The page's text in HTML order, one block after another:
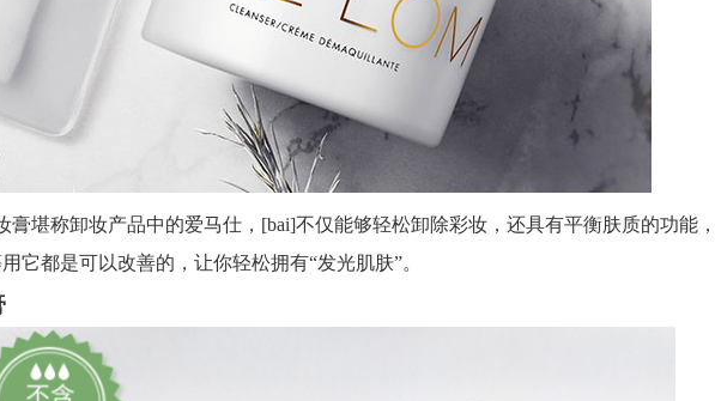
称卸妆产品中的爱马仕，[bai]不仅能够轻松卸除彩妆，还具有平衡肤质的功能
它都是可以改善的，让你轻松拥有“发光肌肤”。